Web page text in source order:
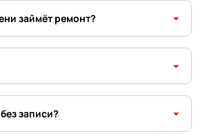
займёт ремонт? arrow_drop_down
arrow_drop_down
записи? arrow_drop_down